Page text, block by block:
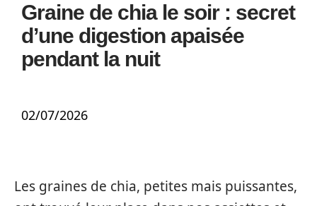
Graine de chia le soir : secret
d’une digestion apaisée
pendant la nuit
02/07/2026
Les graines de chia, petites mais puissantes,